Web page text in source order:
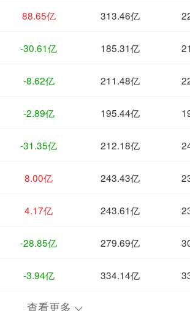
88.65亿 313.46亿
-30.61亿 185.31亿
-8.62亿 211.48亿
-2.89亿 195.44亿
-31.35亿 212.18亿
8.00亿 243.43亿
4.17亿 243.61亿
-28.85亿 279.69亿
-3.94亿 334.14亿
查看更多